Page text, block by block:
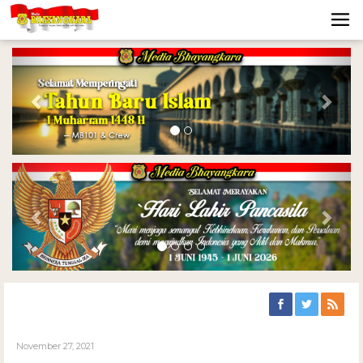
Previous Next
Previous Next
November 27, 2021